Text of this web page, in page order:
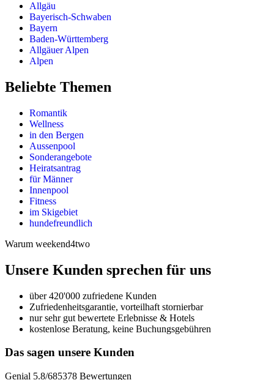
Allgäu
Bayerisch-Schwaben
Bayern
Baden-Württemberg
Allgäuer Alpen
Alpen
Beliebte Themen
Romantik
Wellness
in den Bergen
Aussenpool
Sonderangebote
Heiratsantrag
für Männer
Innenpool
Fitness
im Skigebiet
hundefreundlich
Warum weekend4two
Unsere Kunden sprechen für uns
über 420'000 zufriedene Kunden
Zufriedenheitsgarantie, vorteilhaft stornierbar
nur sehr gut bewertete Erlebnisse & Hotels
kostenlose Beratung, keine Buchungsgebühren
Das sagen unsere Kunden
Genial 5.8/685378 Bewertungen